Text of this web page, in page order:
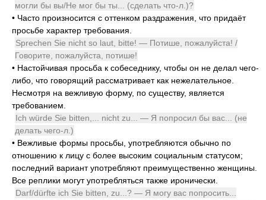
могли бы вы/Не мог бы ты... (сделать что-л.)?
• Часто произносится с оттенком раздражения, что придаёт
просьбе характер требования.
Sprechen Sie nicht so laut, bitte! — Потише, пожалуйста! /
Говорите, пожалуйста, потише!
• Настойчивая просьба к собеседнику, чтобы он не делал чего-
либо, что говорящий рассматривает как нежелательное.
Несмотря на вежливую форму, по существу, является
требованием.
Ich würde Sie bitten,... nicht zu... — Я попросил бы вас... (не
делать чего-л.)
• Вежливые формы просьбы, употребляются обычно по
отношению к лицу с более высоким социальным статусом;
последний вариант употребляют преимущественно женщины.
Все реплики могут употребляться также иронически.
Darf/dürfte ich Sie bitten, zu...? — Я могу вас попросить...